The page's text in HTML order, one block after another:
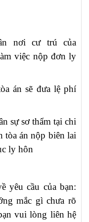
nơi cư trú của
việc nộp đơn ly
án sẽ đưa lệ phí
sự sơ thẩm tại chi
tòa án nộp biên lai
ly hôn
yêu cầu của bạn:
mắc gì chưa rõ
vui lòng liên hệ